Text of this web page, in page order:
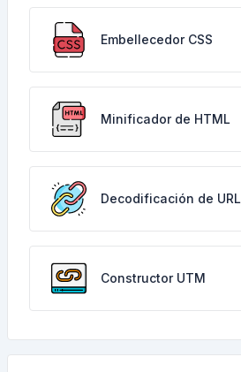
Embellecedor CSS
Minificador de HTML
Decodificación de URL
Constructor UTM